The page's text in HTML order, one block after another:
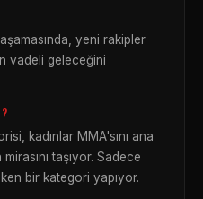
yeni rakipler
vadeli geleceğini
kadınlar MMA'sını ana
taşıyor. Sadece
bir kategori yapıyor.